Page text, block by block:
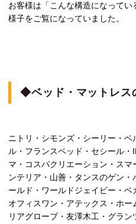
お客様は「こんな構造になって
様子をご覧になっていました。
◆ベッド・マットレ
ニトリ・シモンズ・シーリー・
ル・フランスベッド・セシール
マ・コスパクリエーション・ス
ンテリア・山善・タンスのゲン
ールド・ワールドジェイビー・
オフィスワン・アテックス・ホ
リアグローブ・友澤木工・グラ